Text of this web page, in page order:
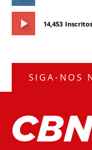
14,453 Inscritos
SIGA-NOS